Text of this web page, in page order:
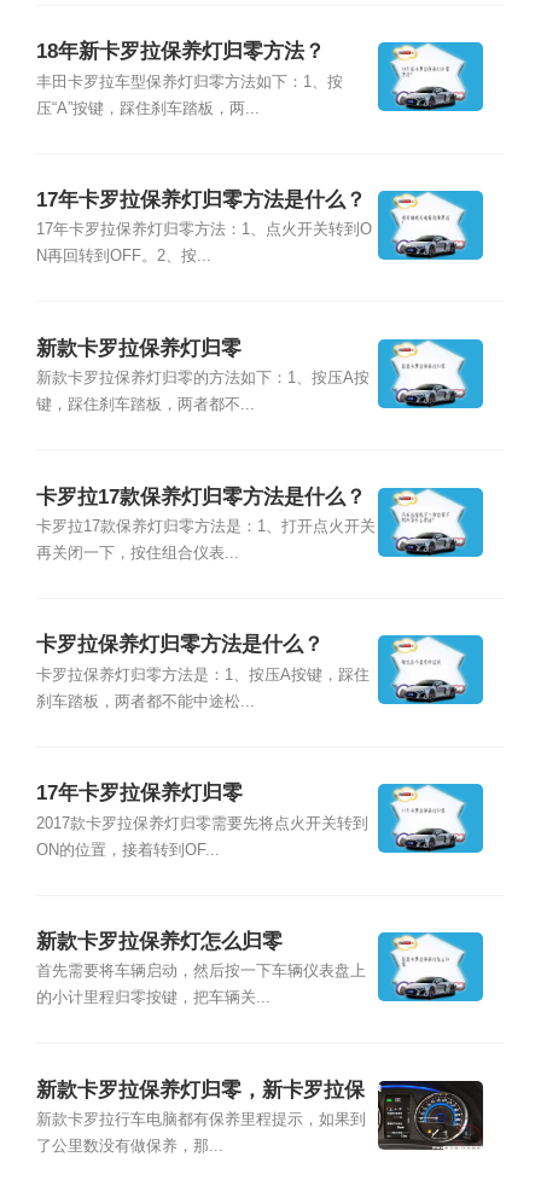
18年新卡罗拉保养灯归零方法？
丰田卡罗拉车型保养灯归零方法如下：1、按
压“A”按键，踩住刹车踏板，两...
17年卡罗拉保养灯归零方法是什么？
17年卡罗拉保养灯归零方法：1、点火开关转到O
N再回转到OFF。2、按...
新款卡罗拉保养灯归零
新款卡罗拉保养灯归零的方法如下：1、按压A按
键，踩住刹车踏板，两者都不...
卡罗拉17款保养灯归零方法是什么？
卡罗拉17款保养灯归零方法是：1、打开点火开关
再关闭一下，按住组合仪表...
卡罗拉保养灯归零方法是什么？
卡罗拉保养灯归零方法是：1、按压A按键，踩住
刹车踏板，两者都不能中途松...
17年卡罗拉保养灯归零
2017款卡罗拉保养灯归零需要先将点火开关转到
ON的位置，接着转到OF...
新款卡罗拉保养灯怎么归零
首先需要将车辆启动，然后按一下车辆仪表盘上
的小计里程归零按键，把车辆关...
新款卡罗拉保养灯归零，新卡罗拉保
养灯归零
新款卡罗拉行车电脑都有保养里程提示，如果到
了公里数没有做保养，那...